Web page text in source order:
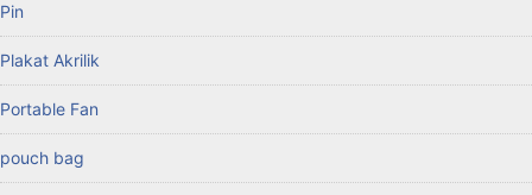
Pin
Plakat Akrilik
Portable Fan
pouch bag